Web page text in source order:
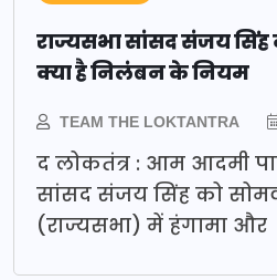
राज्यसभा सांसद संजय सिंह
क्या है निलंबन के नियम
TEAM THE LOKTANTRA
द लोकतंत्र : आम आदमी
सांसद संजय सिंह को
(राज्यसभा) में हंगामा और